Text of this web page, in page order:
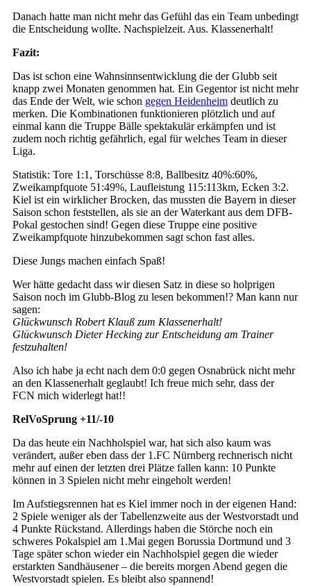
Danach hatte man nicht mehr das Gefühl das ein Team unbedingt
die Entscheidung wollte. Nachspielzeit. Aus. Klassenerhalt!
Fazit:
Das ist schon eine Wahnsinnsentwicklung die der Glubb seit
knapp zwei Monaten genommen hat. Ein Gegentor ist nicht mehr
das Ende der Welt, wie schon gegen Heidenheimdeutlich zu
merken. Die Kombinationen funktionieren plötzlich und auf
einmal kann die Truppe Bälle spektakulär erkämpfen und ist
zudem noch richtig gefährlich, egal für welches Team in dieser
Liga.
Statistik: Tore 1:1, Torschüsse 8:8, Ballbesitz 40%:60%,
Zweikampfquote 51:49%, Laufleistung 115:113km, Ecken 3:2.
Kiel ist ein wirklicher Brocken, das mussten die Bayern in dieser
Saison schon feststellen, als sie an der Waterkant aus dem DFB-
Pokal gestochen sind! Gegen diese Truppe eine positive
Zweikampfquote hinzubekommen sagt schon fast alles.
Diese Jungs machen einfach Spaß!
Wer hätte gedacht dass wir diesen Satz in diese so holprigen
Saison noch im Glubb-Blog zu lesen bekommen!? Man kann nur
sagen:
Glückwunsch Robert Klauß zum Klassenerhalt!
Glückwunsch Dieter Hecking zur Entscheidung am Trainer
festzuhalten!
Also ich habe ja echt nach dem 0:0 gegen Osnabrück nicht mehr
an den Klassenerhalt geglaubt! Ich freue mich sehr, dass der
FCN mich widerlegt hat!!
RelVoSprung +11/-10
Da das heute ein Nachholspiel war, hat sich also kaum was
verändert, außer eben dass der 1.FC Nürnberg rechnerisch nicht
mehr auf einen der letzten drei Plätze fallen kann: 10 Punkte
können in 3 Spielen nicht mehr eingeholt werden!
Im Aufstiegsrennen hat es Kiel immer noch in der eigenen Hand:
2 Spiele weniger als der Tabellenzweite aus der Westvorstadt und
4 Punkte Rückstand. Allerdings haben die Störche noch ein
schweres Pokalspiel am 1.Mai gegen Borussia Dortmund und 3
Tage später schon wieder ein Nachholspiel gegen die wieder
erstarkten Sandhäusener – die bereits morgen Abend gegen die
Westvorstadt spielen. Es bleibt also spannend!